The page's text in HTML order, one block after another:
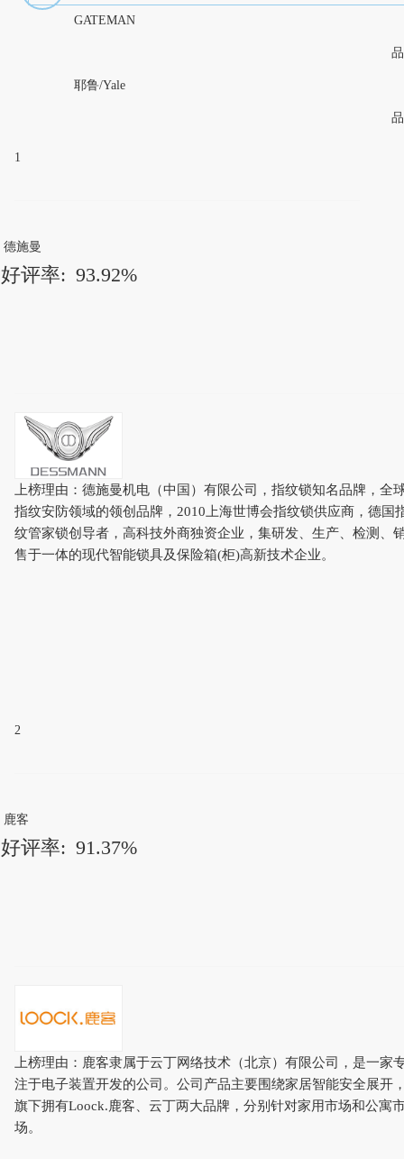
GATEMAN
耶鲁/Yale
1
德施曼
好评率: 93.92%
上榜理由：德施曼机电（中国）有限公司，指纹锁知名品牌，全
指纹安防领域的领创品牌，2010上海世博会指纹锁供应商，德国
纹管家锁创导者，高科技外商独资企业，集研发、生产、检测、
售于一体的现代智能锁具及保险箱(柜)高新技术企业。
2
鹿客
好评率: 91.37%
上榜理由：鹿客隶属于云丁网络技术（北京）有限公司，是一家
注于电子装置开发的公司。公司产品主要围绕家居智能安全展开
旗下拥有Loock.鹿客、云丁两大品牌，分别针对家用市场和公寓
场。